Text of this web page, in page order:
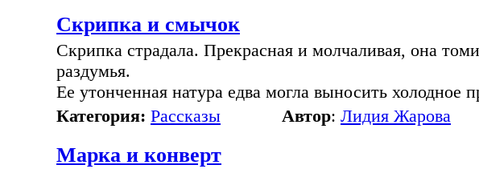
Скрипка и смычок
Скрипка страдала. Прекрасная и молчаливая, она
раздумья.
Ее утонченная натура едва могла выносить холодное
Категория: Рассказы Автор: Лидия Жарова
Марка и конверт